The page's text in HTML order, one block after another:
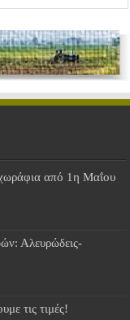
από 1η Μαΐου
Αλευρώδεις-
τις τιμές!